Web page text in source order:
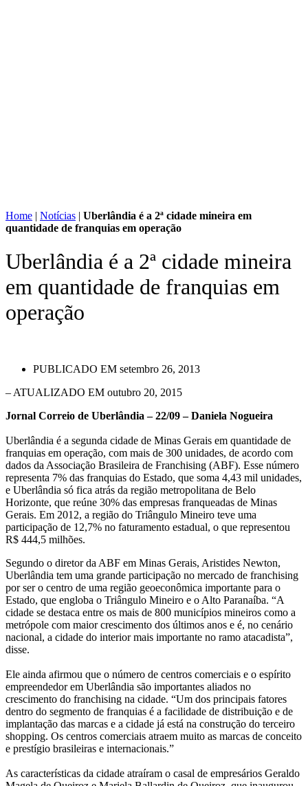
Home | Notícias | Uberlândia é a 2ª cidade mineira em
quantidade de franquias em operação
Uberlândia é a 2ª cidade mineira
em quantidade de franquias em
operação
PUBLICADO EM setembro 26, 2013
– ATUALIZADO EM outubro 20, 2015
Jornal Correio de Uberlândia – 22/09 – Daniela Nogueira
Uberlândia é a segunda cidade de Minas Gerais em quantidade de
franquias em operação, com mais de 300 unidades, de acordo com
dados da Associação Brasileira de Franchising (ABF). Esse número
representa 7% das franquias do Estado, que soma 4,43 mil unidades,
e Uberlândia só fica atrás da região metropolitana de Belo
Horizonte, que reúne 30% das empresas franqueadas de Minas
Gerais. Em 2012, a região do Triângulo Mineiro teve uma
participação de 12,7% no faturamento estadual, o que representou
R$ 444,5 milhões.
Segundo o diretor da ABF em Minas Gerais, Aristides Newton,
Uberlândia tem uma grande participação no mercado de franchising
por ser o centro de uma região geoeconômica importante para o
Estado, que engloba o Triângulo Mineiro e o Alto Paranaíba. “A
cidade se destaca entre os mais de 800 municípios mineiros como a
metrópole com maior crescimento dos últimos anos e é, no cenário
nacional, a cidade do interior mais importante no ramo atacadista”,
disse.
Ele ainda afirmou que o número de centros comerciais e o espírito
empreendedor em Uberlândia são importantes aliados no
crescimento do franchising na cidade. “Um dos principais fatores
dentro do segmento de franquias é a facilidade de distribuição e de
implantação das marcas e a cidade já está na construção do terceiro
shopping. Os centros comerciais atraem muito as marcas de conceito
e prestígio brasileiras e internacionais.”
As características da cidade atraíram o casal de empresários Geraldo